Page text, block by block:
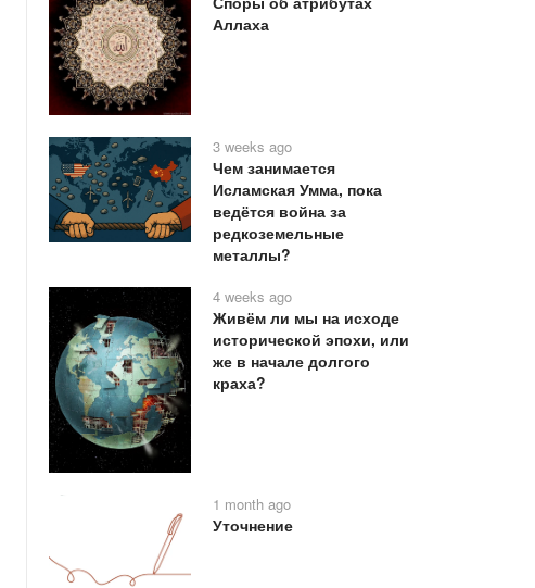
Аллаха
3 weeks ago
Чем занимается
Исламская Умма, пока
ведётся война за
редкоземельные
металлы?
4 weeks ago
Живём ли мы на исходе
исторической эпохи, или
же в начале долгого
краха?
1 month ago
Уточнение